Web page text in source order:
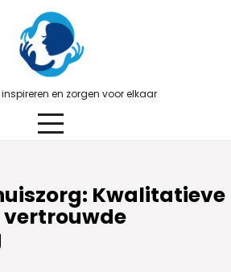
en zorgen voor elkaar
Kwalitatieve
vertrouwde